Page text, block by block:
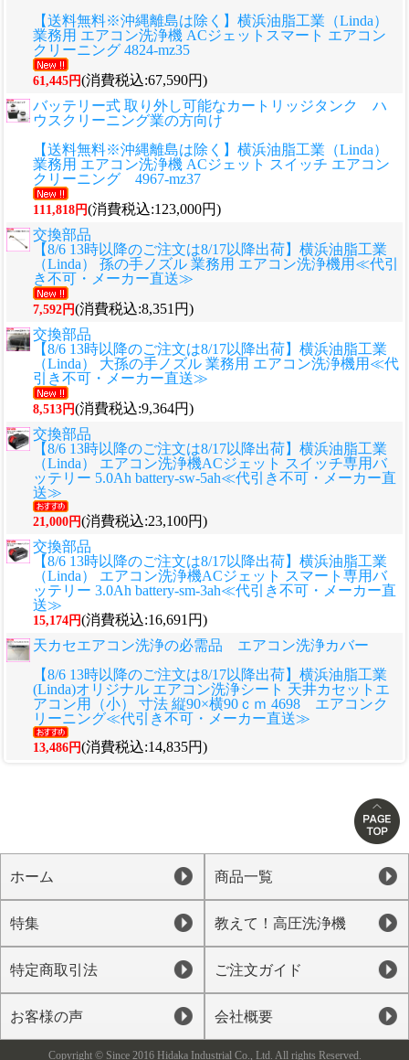
【送料無料※沖縄離島は除く】横浜油脂工業（Linda）
業務用 エアコン洗浄機 ACジェットスマート エアコン
クリーニング 4824-mz35
61,445円(消費税込:67,590円)
バッテリー式 取り外し可能なカートリッジタンク ハ
ウスクリーニング業の方向け
【送料無料※沖縄離島は除く】横浜油脂工業（Linda）
業務用 エアコン洗浄機 ACジェット スイッチ エアコン
クリーニング 4967-mz37
111,818円(消費税込:123,000円)
交換部品
【8/6 13時以降のご注文は8/17以降出荷】横浜油脂工業
（Linda） 孫の手ノズル 業務用 エアコン洗浄機用≪代引
き不可・メーカー直送≫
7,592円(消費税込:8,351円)
交換部品
【8/6 13時以降のご注文は8/17以降出荷】横浜油脂工業
（Linda） 大孫の手ノズル 業務用 エアコン洗浄機用≪代
引き不可・メーカー直送≫
8,513円(消費税込:9,364円)
交換部品
【8/6 13時以降のご注文は8/17以降出荷】横浜油脂工業
（Linda） エアコン洗浄機ACジェット スイッチ専用バ
ッテリー 5.0Ah battery-sw-5ah≪代引き不可・メーカー直
送≫
21,000円(消費税込:23,100円)
交換部品
【8/6 13時以降のご注文は8/17以降出荷】横浜油脂工業
（Linda） エアコン洗浄機ACジェット スマート専用バ
ッテリー 3.0Ah battery-sm-3ah≪代引き不可・メーカー直
送≫
15,174円(消費税込:16,691円)
天カセエアコン洗浄の必需品 エアコン洗浄カバー
【8/6 13時以降のご注文は8/17以降出荷】横浜油脂工業
(Linda)オリジナル エアコン洗浄シート 天井カセットエ
アコン用（小） 寸法 縦90×横90ｃｍ 4698 エアコンク
リーニング≪代引き不可・メーカー直送≫
13,486円(消費税込:14,835円)
ホーム 商品一覧
特集 教えて！高圧洗浄機
特定商取引法 ご注文ガイド
お客様の声 会社概要
Copyright © Since 2016 Hidaka Industrial Co., Ltd. All rights Reserved.